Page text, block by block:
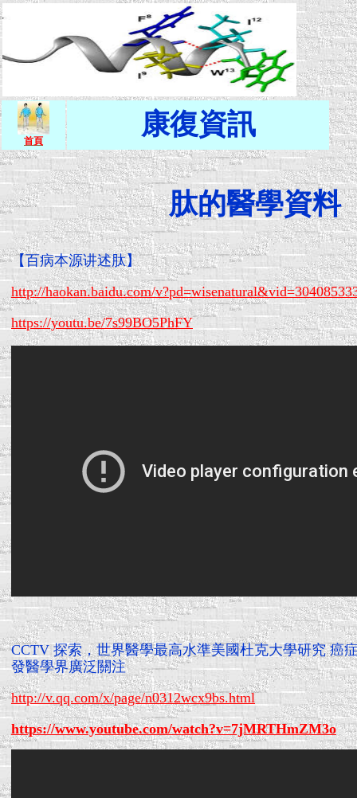
首頁
康復資訊
肽的醫學資料
【百病本源讲述肽】
http://haokan.baidu.com/
https://youtu.be/7s99BO5PhFY
CCTV 探索，世界醫學最高水準美國杜克大學研究 癌
發醫學界廣泛關注
http://v.qq.com/x/page/n0312wcx9bs.html
https://www.youtube.com/watch?v=7jMRTHmZM3o